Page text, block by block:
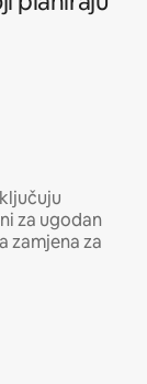
za ugodan
zamjena za